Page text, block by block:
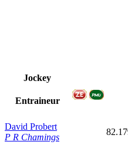
Jockey
Entraineur
David Probert
P R Chamings